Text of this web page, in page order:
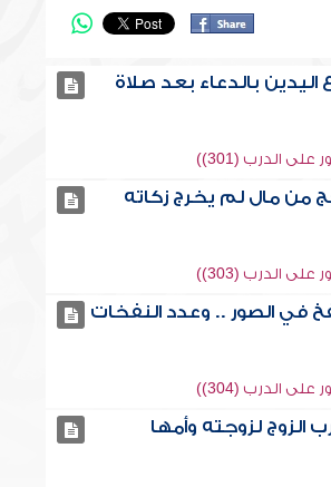
بالدعاء بعد صلاة
الدرب (301))
من مال لم يخرج زكاته
الدرب (303))
في الصور .. وعدد النفخات
الدرب (304))
لزوجته وأمها